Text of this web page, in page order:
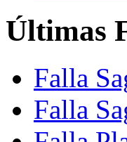
Últimas
Falla
Falla